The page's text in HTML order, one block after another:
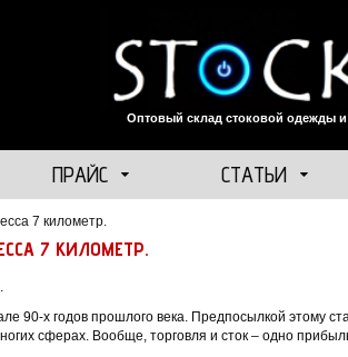
Оптовый склад стоковой одежды
ПРАЙС СТАТЬИ
7 километр.
7 КИЛОМЕТР.
90-х годов прошлого века. Предпосылкой этому
сферах. Вообще, торговля и сток – одно